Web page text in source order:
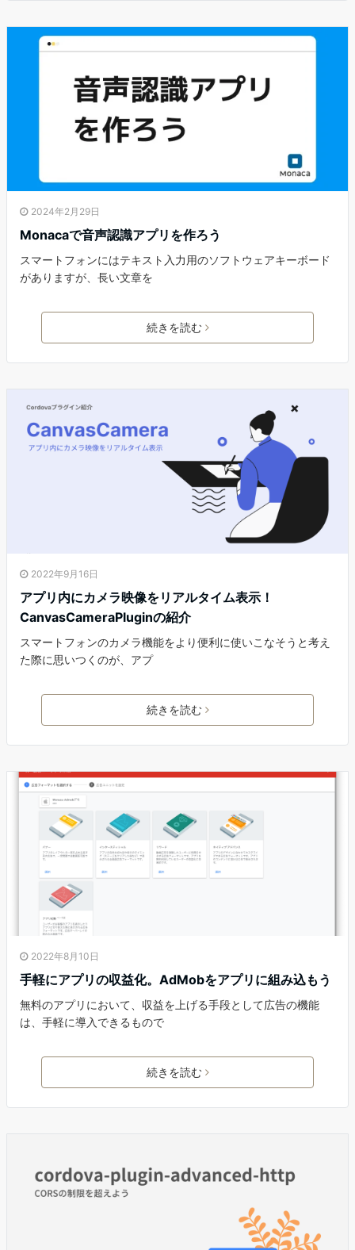
2024年2月29日
Monacaで音声認識アプリを作ろう
スマートフォンにはテキスト入力用のソフトウェアキーボード
がありますが、長い文章を
続きを読む
2022年9月16日
アプリ内にカメラ映像をリアルタイム表示！
CanvasCameraPluginの紹介
スマートフォンのカメラ機能をより便利に使いこなそうと考え
た際に思いつくのが、アプ
続きを読む
2022年8月10日
手軽にアプリの収益化。AdMobをアプリに組み込もう
無料のアプリにおいて、収益を上げる手段として広告の機能
は、手軽に導入できるもので
続きを読む